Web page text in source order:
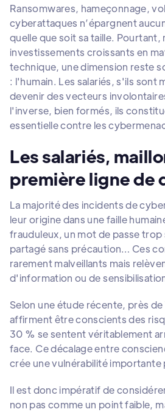
Ransomwares, hameçonnage,
cyberattaques n’épargnent
quelle que soit sa taille. Pourtant,
investissements croissants en
technique, une dimension reste
: l'humain. Les salariés, s'ils sont
devenir des vecteurs
l'inverse, bien formés, ils
essentielle contre les
Les salariés,
première ligne de
La majorité des incidents de
leur origine dans une faille
frauduleux, un mot de passe
partagé sans précaution… Ces
rarement malveillants mais
d'information ou de
Selon une étude récente, près de
affirment être conscients des
30 % se sentent véritablement
face. Ce décalage entre
crée une vulnérabilité importante
Il est donc impératif de
non pas comme un point faible,